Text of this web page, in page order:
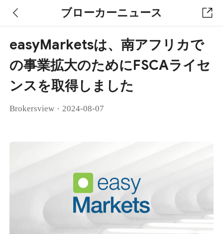
ブローカーニュース
easyMarketsは、南アフリカで
の事業拡大のためにFSCAライセ
ンスを取得しました
Brokersview · 2024-08-07